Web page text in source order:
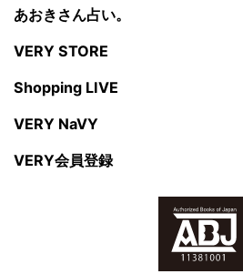
あおきさん占い。
VERY STORE
Shopping LIVE
VERY NaVY
VERY会員登録